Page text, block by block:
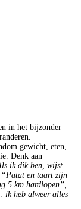
in het bijzonder
gewicht, eten,
Denk aan
ik dik ben, wijst
“Patat en taart zijn
5 km hardlopen”,
ik heb alweer alles